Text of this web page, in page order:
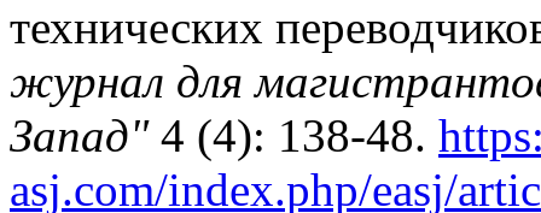
технических
журнал для
Запад"4 (4): 138-48.
asj.com/index.php/easj/